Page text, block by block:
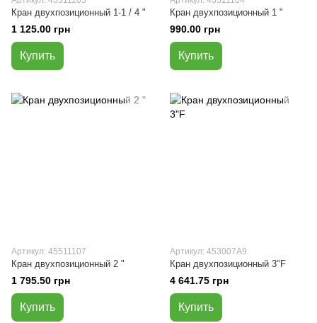
Кран двухпозиционный 1-1 / 4 "
1 125.00 грн
Купить
Кран двухпозиционный 1 "
990.00 грн
Купить
Артикул: 45511107
Кран двухпозиционный 2 "
1 795.50 грн
Купить
Артикул: 453007A9
Кран двухпозиционный 3"F
4 641.75 грн
Купить